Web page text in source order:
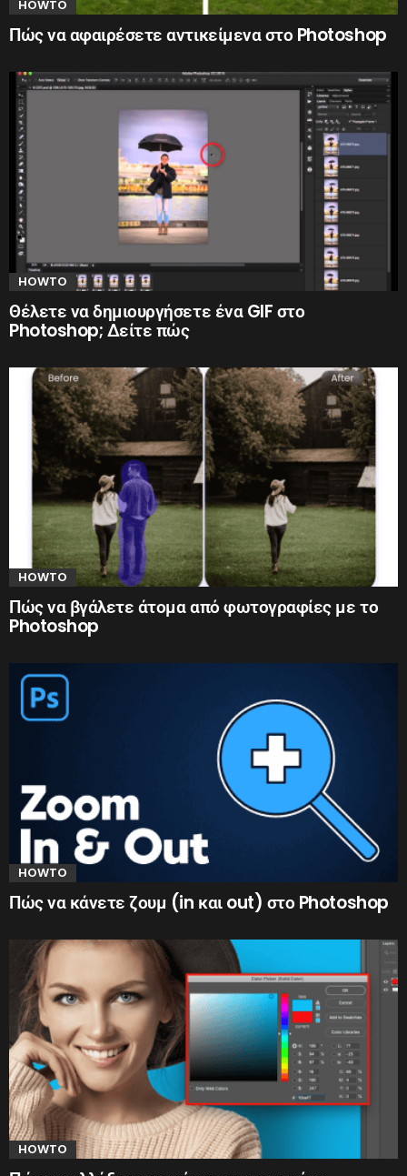
HOWTO
Πώς να αφαιρέσετε αντικείμενα στο Photoshop
HOWTO
Θέλετε να δημιουργήσετε ένα GIF στο
Photoshop; Δείτε πώς
HOWTO
Πώς να βγάλετε άτομα από φωτογραφίες με το
Photoshop
HOWTO
Πώς να κάνετε ζουμ (in και out) στο Photoshop
HOWTO